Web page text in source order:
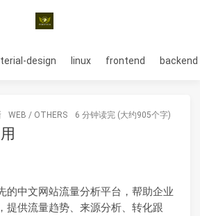
design linux frontend backend
WEB / OTHERS 6 分钟读完 (大约905个字)
的中文网站流量分析平台，帮助企业
提供流量趋势、来源分析、转化跟